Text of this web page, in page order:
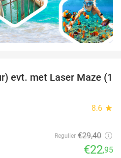
22%
evt. met Laser Maze (1
8.6 star
Regulier €29,40
€22,95